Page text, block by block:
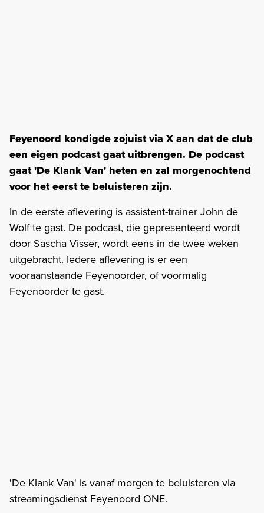
Feyenoord kondigde zojuist via X aan dat de club
een eigen podcast gaat uitbrengen. De podcast
gaat 'De Klank Van' heten en zal morgenochtend
voor het eerst te beluisteren zijn.
In de eerste aflevering is assistent-trainer John de
Wolf te gast. De podcast, die gepresenteerd wordt
door Sascha Visser, wordt eens in de twee weken
uitgebracht. Iedere aflevering is er een
vooraanstaande Feyenoorder, of voormalig
Feyenoorder te gast.
'De Klank Van' is vanaf morgen te beluisteren via
streamingsdienst Feyenoord ONE.